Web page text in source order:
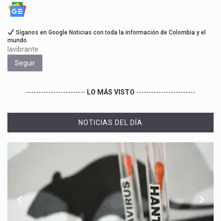
Síganos en Google Noticias con toda la información de Colombia y el
mundo.
lavibrante
Seguir
------------------------ LO MÁS VISTO ------------------------
NOTICIAS DEL DÍA